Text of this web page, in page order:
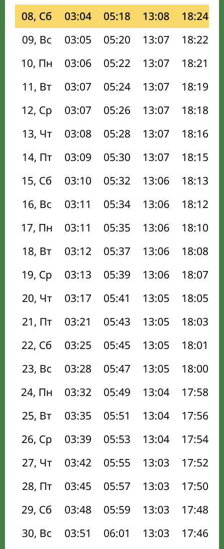
08, Сб
03:04 05:18 13:08 18:24
09, Вс
03:05 05:20 13:07 18:22
10, Пн
03:06 05:22 13:07 18:21
11, Вт
03:07 05:24 13:07 18:19
12, Ср
03:07 05:26 13:07 18:18
13, Чт
03:08 05:28 13:07 18:16
14, Пт
03:09 05:30 13:07 18:15
15, Сб
03:10 05:32 13:06 18:13
16, Вс
03:11 05:34 13:06 18:12
17, Пн
03:11 05:35 13:06 18:10
18, Вт
03:12 05:37 13:06 18:08
19, Ср
03:13 05:39 13:06 18:07
20, Чт
03:17 05:41 13:05 18:05
21, Пт
03:21 05:43 13:05 18:03
22, Сб
03:25 05:45 13:05 18:01
23, Вс
03:28 05:47 13:05 18:00
24, Пн
03:32 05:49 13:04 17:58
25, Вт
03:35 05:51 13:04 17:56
26, Ср
03:39 05:53 13:04 17:54
27, Чт
03:42 05:55 13:03 17:52
28, Пт
03:45 05:57 13:03 17:50
29, Сб
03:48 05:59 13:03 17:48
30, Вс
03:51 06:01 13:03 17:46